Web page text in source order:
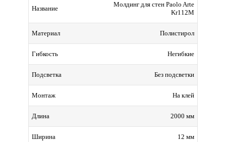
Название
Молдинг для стен Paolo Arte
Kr112M
Материал Полистирол
Гибкость Негибкие
Подсветка Без подсветки
Монтаж На клей
Длина 2000 мм
Ширина 12 мм